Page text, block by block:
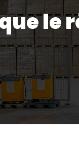
que